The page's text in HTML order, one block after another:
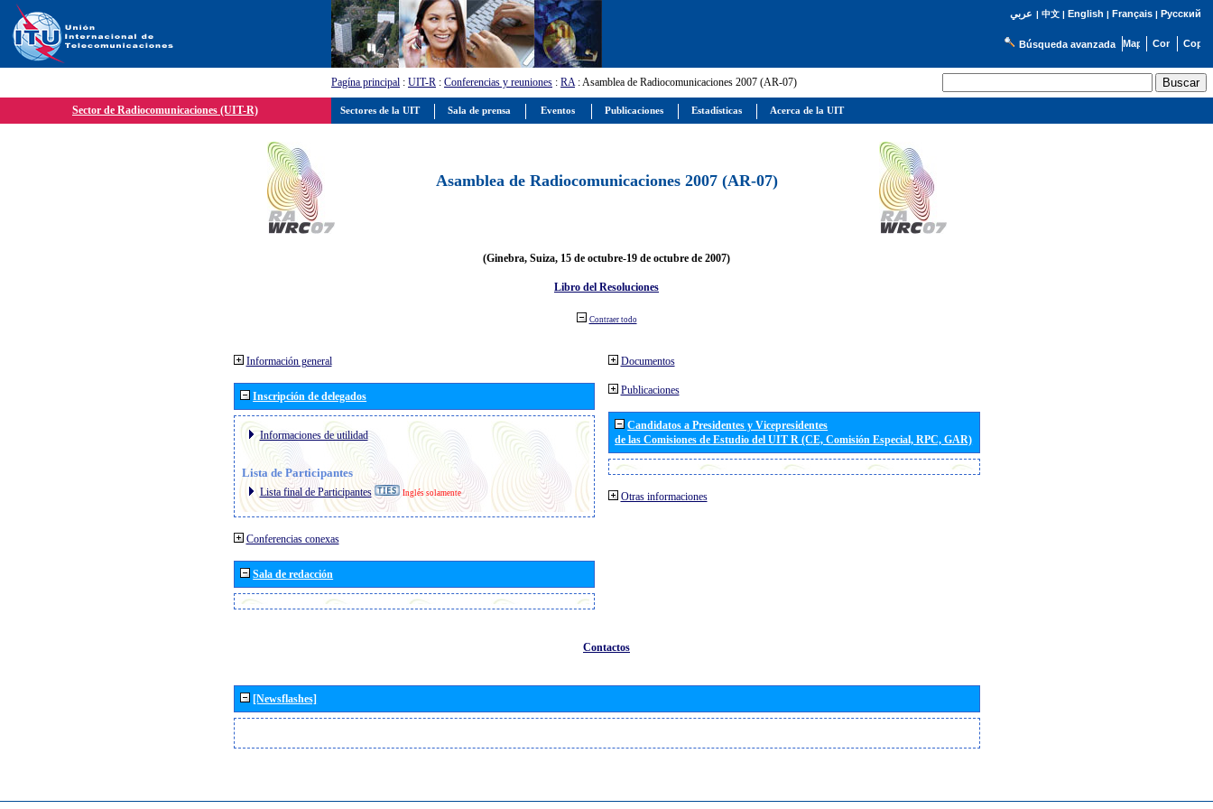
عربي | 中文| English | Français| Русский
Búsqueda avanzada
Pagína principal : UIT-R : Conferencias y reuniones : RA: Asamblea de Radiocomunicaciones 2007 (AR-07)
Sector de Radiocomunicaciones (UIT-R)
Asamblea de Radiocomunicaciones 2007 (AR-07)
(Ginebra, Suiza, 15 de octubre-19 de octubre de 2007)
Libro del Resoluciones
Contraer todo
Información general
Inscripción de delegados
Informaciones de utilidad
Lista de Participantes
Lista final de Participantes Inglés solamente
Conferencias conexas
Sala de redacción
Documentos
Publicaciones
Candidatos a Presidentes y Vicepresidentes
de las Comisiones de Estudio del UIT R (CE, Comisión Especial, RPC, GAR)
Otras informaciones
Contactos
[Newsflashes]
Sectores de la UIT Sala de prensa Eventos Publicaciones Estadísticas Acerca de la UIT